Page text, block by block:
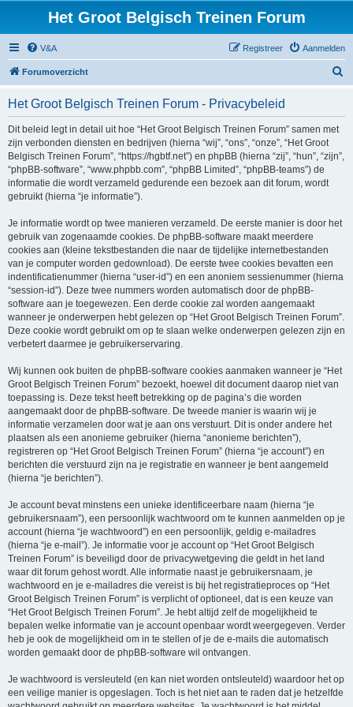
Het Groot Belgisch Treinen Forum
V&A Aanmelden
Registreer
Forumoverzicht
Het Groot Belgisch Treinen Forum - Privacybeleid
Dit beleid legt in detail uit hoe “Het Groot Belgisch Treinen Forum” samen met
zijn verbonden diensten en bedrijven (hierna “wij”, “ons”, “onze”, “Het Groot
Belgisch Treinen Forum”, “https://hgbtf.net”) en phpBB (hierna “zij”, “hun”, “zijn”,
“phpBB-software”, “www.phpbb.com”, “phpBB Limited”, “phpBB-teams”) de
informatie die wordt verzameld gedurende een bezoek aan dit forum, wordt
gebruikt (hierna “je informatie”).
Je informatie wordt op twee manieren verzameld. De eerste manier is door het
gebruik van zogenaamde cookies. De phpBB-software maakt meerdere
cookies aan (kleine tekstbestanden die naar de tijdelijke internetbestanden
van je computer worden gedownload). De eerste twee cookies bevatten een
indentificatienummer (hierna “user-id”) en een anoniem sessienummer (hierna
“session-id”). Deze twee nummers worden automatisch door de phpBB-
software aan je toegewezen. Een derde cookie zal worden aangemaakt
wanneer je onderwerpen hebt gelezen op “Het Groot Belgisch Treinen Forum”.
Deze cookie wordt gebruikt om op te slaan welke onderwerpen gelezen zijn en
verbetert daarmee je gebruikerservaring.
Wij kunnen ook buiten de phpBB-software cookies aanmaken wanneer je “Het
Groot Belgisch Treinen Forum” bezoekt, hoewel dit document daarop niet van
toepassing is. Deze tekst heeft betrekking op de pagina’s die worden
aangemaakt door de phpBB-software. De tweede manier is waarin wij je
informatie verzamelen door wat je aan ons verstuurt. Dit is onder andere het
plaatsen als een anonieme gebruiker (hierna “anonieme berichten”),
registreren op “Het Groot Belgisch Treinen Forum” (hierna “je account”) en
berichten die verstuurd zijn na je registratie en wanneer je bent aangemeld
(hierna “je berichten”).
Je account bevat minstens een unieke identificeerbare naam (hierna “je
gebruikersnaam”), een persoonlijk wachtwoord om te kunnen aanmelden op je
account (hierna “je wachtwoord”) en een persoonlijk, geldig e-mailadres
(hierna “je e-mail”). Je informatie voor je account op “Het Groot Belgisch
Treinen Forum” is beveiligd door de privacywetgeving die geldt in het land
waar dit forum gehost wordt. Alle informatie naast je gebruikersnaam, je
wachtwoord en je e-mailadres die vereist is bij het registratieproces op “Het
Groot Belgisch Treinen Forum” is verplicht of optioneel, dat is een keuze van
“Het Groot Belgisch Treinen Forum”. Je hebt altijd zelf de mogelijkheid te
bepalen welke informatie van je account openbaar wordt weergegeven. Verder
heb je ook de mogelijkheid om in te stellen of je de e-mails die automatisch
worden gemaakt door de phpBB-software wil ontvangen.
Je wachtwoord is versleuteld (en kan niet worden ontsleuteld) waardoor het op
een veilige manier is opgeslagen. Toch is het niet aan te raden dat je hetzelfde